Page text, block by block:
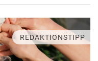
REDAKTIONSTIPP